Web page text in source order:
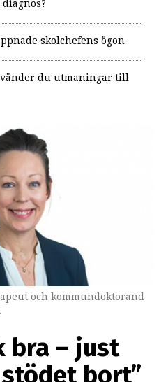
skolchefens ögon
du utmaningar till
och kommundoktorand
bra – just
bort”